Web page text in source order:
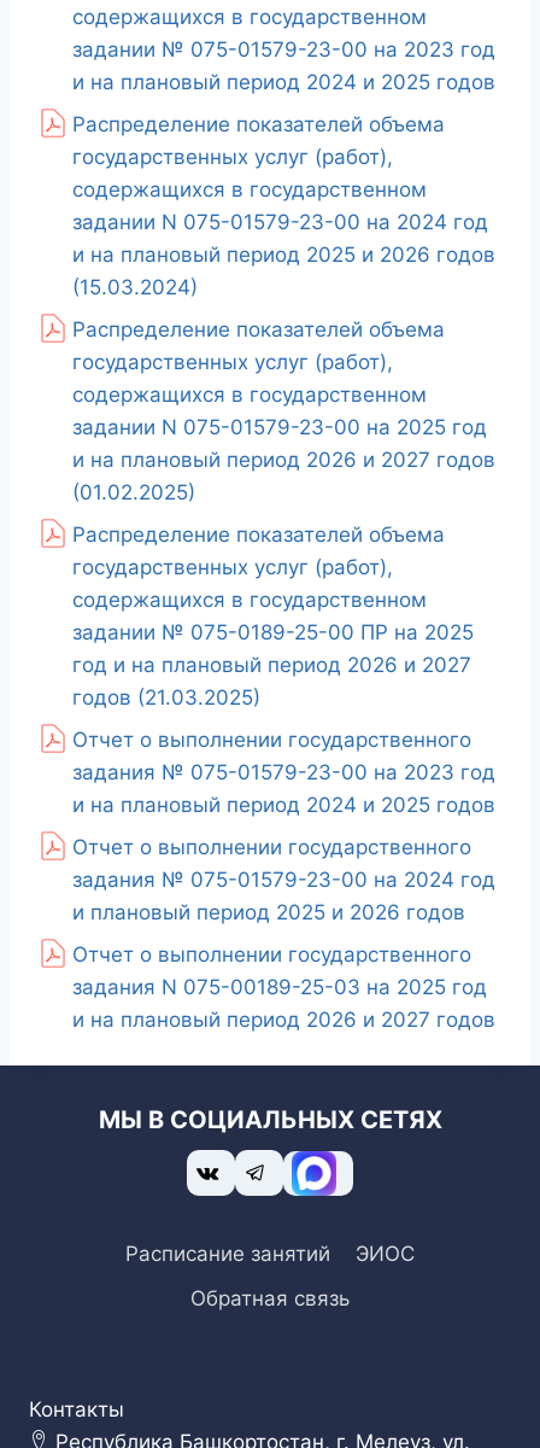
содержащихся в государственном
задании № 075-01579-23-00 на 2023 год
и на плановый период 2024 и 2025 годов
Распределение показателей объема
государственных услуг (работ),
содержащихся в государственном
задании N 075-01579-23-00 на 2024 год
и на плановый период 2025 и 2026 годов
(15.03.2024)
Распределение показателей объема
государственных услуг (работ),
содержащихся в государственном
задании N 075-01579-23-00 на 2025 год
и на плановый период 2026 и 2027 годов
(01.02.2025)
Распределение показателей объема
государственных услуг (работ),
содержащихся в государственном
задании № 075-0189-25-00 ПР на 2025
год и на плановый период 2026 и 2027
годов (21.03.2025)
Отчет о выполнении государственного
задания № 075-01579-23-00 на 2023 год
и на плановый период 2024 и 2025 годов
Отчет о выполнении государственного
задания № 075-01579-23-00 на 2024 год
и плановый период 2025 и 2026 годов
Отчет о выполнении государственного
задания N 075-00189-25-03 на 2025 год
и на плановый период 2026 и 2027 годов
МЫ В СОЦИАЛЬНЫХ СЕТЯХ
Расписание занятий
ЭИОС
Обратная связь
Контакты
Республика Башкортостан, г. Мелеуз, ул.